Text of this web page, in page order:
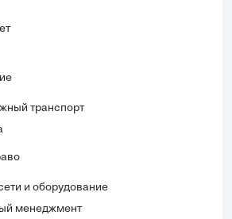
транспорт
и оборудование
менеджмент